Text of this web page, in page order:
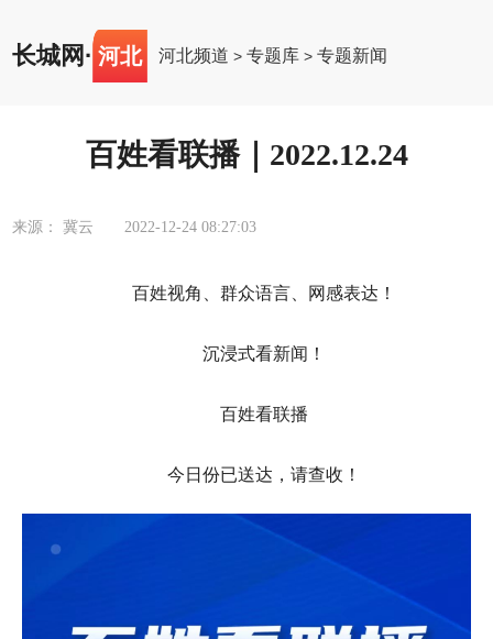
长城网 · 河北 河北频道 >专题库 >专题新闻
百姓看联播｜2022.12.24
来源： 冀云 2022-12-24 08:27:03
百姓视角、群众语言、网感表达！
沉浸式看新闻！
百姓看联播
今日份已送达，请查收！